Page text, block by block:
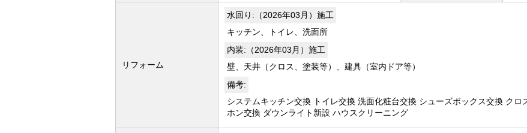
リフォーム
水回り:（2026年03月）施工
キッチン、トイレ、洗面所
内装:（2026年03月）施工
壁、天井（クロス、塗装等）、建具（室内ドア等）
備考:
システムキッチン交換 トイレ交換 洗面化粧台交換 シューズボックス交換 ク
ホン交換 ダウンライト新設 ハウスクリーニング